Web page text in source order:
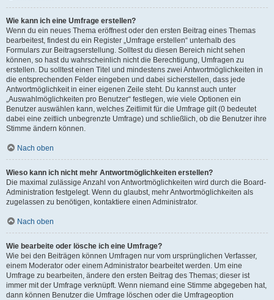
Wie kann ich eine Umfrage erstellen?
Wenn du ein neues Thema eröffnest oder den ersten Beitrag eines Themas
bearbeitest, findest du ein Register „Umfrage erstellen“ unterhalb des
Formulars zur Beitragserstellung. Solltest du diesen Bereich nicht sehen
können, so hast du wahrscheinlich nicht die Berechtigung, Umfragen zu
erstellen. Du solltest einen Titel und mindestens zwei Antwortmöglichkeiten in
die entsprechenden Felder eingeben und dabei sicherstellen, dass jede
Antwortmöglichkeit in einer eigenen Zeile steht. Du kannst auch unter
„Auswahlmöglichkeiten pro Benutzer“ festlegen, wie viele Optionen ein
Benutzer auswählen kann, welches Zeitlimit für die Umfrage gilt (0 bedeutet
dabei eine zeitlich unbegrenzte Umfrage) und schließlich, ob die Benutzer ihre
Stimme ändern können.
Nach oben
Wieso kann ich nicht mehr Antwortmöglichkeiten erstellen?
Die maximal zulässige Anzahl von Antwortmöglichkeiten wird durch die Board-
Administration festgelegt. Wenn du glaubst, mehr Antwortmöglichkeiten als
zugelassen zu benötigen, kontaktiere einen Administrator.
Nach oben
Wie bearbeite oder lösche ich eine Umfrage?
Wie bei den Beiträgen können Umfragen nur vom ursprünglichen Verfasser,
einem Moderator oder einem Administrator bearbeitet werden. Um eine
Umfrage zu bearbeiten, ändere den ersten Beitrag des Themas; dieser ist
immer mit der Umfrage verknüpft. Wenn niemand eine Stimme abgegeben hat,
dann können Benutzer die Umfrage löschen oder die Umfrageoption